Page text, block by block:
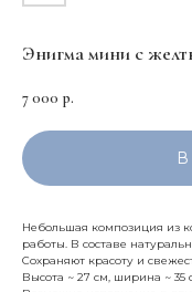
Энигма мини с
7 000 р.
В
Небольшая композиция из
работы. В составе
Сохраняют красоту и
Высота ~ 27 см, ширина ~ 35